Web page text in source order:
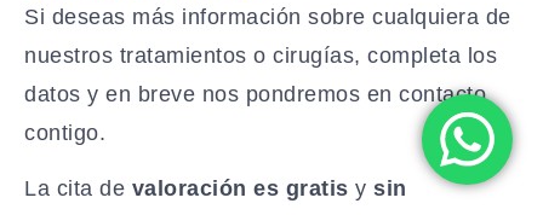
Si deseas más información sobre cualquiera de
nuestros tratamientos o cirugías, completa los
datos y en breve nos pondremos en contacto
contigo.
La cita de valoración es gratis y sin